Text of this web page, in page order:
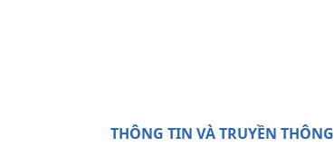
THÔNG TIN VÀ TRUYỀN THÔNG